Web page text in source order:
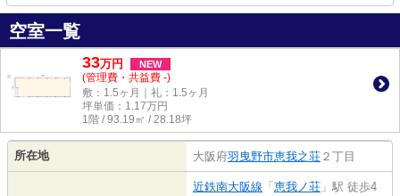
空室一覧
33万円 NEW
(管理費・共益費 -)
敷：1.5ヶ月｜礼：1.5ヶ月
坪単価： 1.17万円
1階 / 93.19㎡ / 28.18坪
所在地 大阪府羽曳野市恵我之荘 ２丁目
近鉄南大阪線 「 恵我ノ荘 」駅 徒歩4